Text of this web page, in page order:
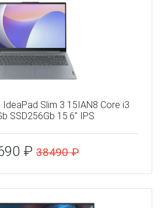
Slim 3 15IAN8 Core i3
SSD256Gb 15.6" IPS
₽ 38490 ₽